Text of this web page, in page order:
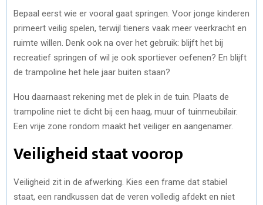
Bepaal eerst wie er vooral gaat springen. Voor jonge kinderen
primeert veilig spelen, terwijl tieners vaak meer veerkracht en
ruimte willen. Denk ook na over het gebruik: blijft het bij
recreatief springen of wil je ook sportiever oefenen? En blijft
de trampoline het hele jaar buiten staan?
Hou daarnaast rekening met de plek in de tuin. Plaats de
trampoline niet te dicht bij een haag, muur of tuinmeubilair.
Een vrije zone rondom maakt het veiliger en aangenamer.
Veiligheid staat voorop
Veiligheid zit in de afwerking. Kies een frame dat stabiel
staat, een randkussen dat de veren volledig afdekt en niet